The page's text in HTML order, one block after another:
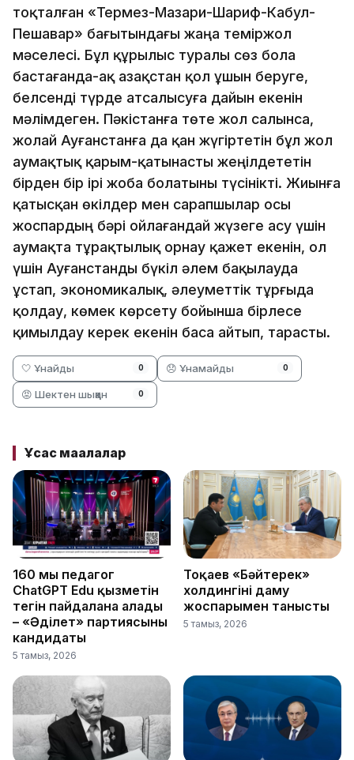
тоқталған «Термез-Мазари-Шариф-Кабул-
Пешавар» бағытындағы жаңа теміржол
мәселесі. Бұл құрылыс туралы сөз бола
бастағанда-ақ Қазақстан қол ұшын беруге,
белсенді түрде атсалысуға дайын екенін
мәлімдеген. Пәкістанға төте жол салынса,
жолай Ауғанстанға да қан жүгіртетін бұл жол
аумақтық қарым-қатынасты жеңілдететін
бірден бір ірі жоба болатыны түсінікті. Жиынға
қатысқан өкілдер мен сарапшылар осы
жоспардың бәрі ойлағандай жүзеге асу үшін
аумақта тұрақтылық орнау қажет екенін, ол
үшін Ауғанстанды бүкіл әлем бақылауда
ұстап, экономикалық, әлеуметтік тұрғыда
қолдау, көмек көрсету бойынша бірлесе
қимылдау керек екенін баса айтып, тарасты.
🤍 Ұнайды 0 😞 Ұнамайды 0
😡 Шектен шыққан 0
Ұқсас мақалалар
160 мың педагог
ChatGPT Edu қызметін
тегін пайдалана алады
– «Әділет» партиясының
кандидаты
5 тамыз, 2026
Тоқаев «Бәйтерек»
холдингінің даму
жоспарымен танысты
5 тамыз, 2026